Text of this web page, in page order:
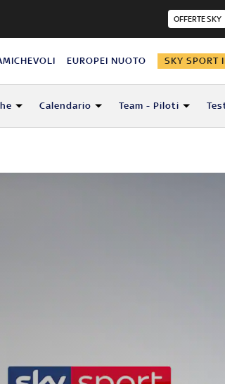
OFFERTE SKY
EUROPEI NUOTO SKY SPORT
Calendario Team - Piloti